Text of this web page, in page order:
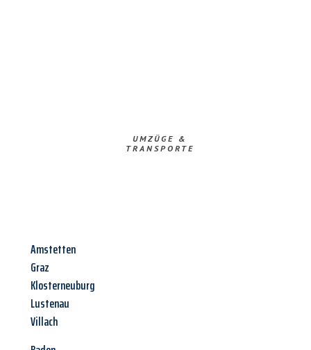
UMZÜGE &
TRANSPORTE
Amstetten
Graz
Klosterneuburg
Lustenau
Villach